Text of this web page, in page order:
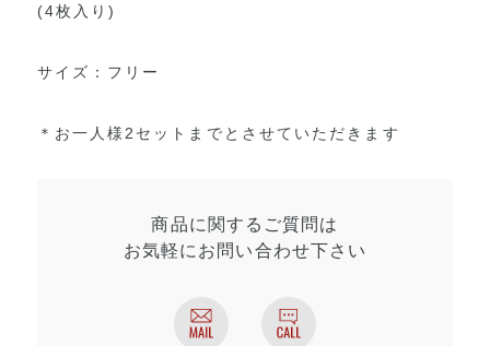
(4枚入り)
サイズ：フリー
＊お一人様2セットまでとさせていただきます
商品に関するご質問は
お気軽にお問い合わせ下さい